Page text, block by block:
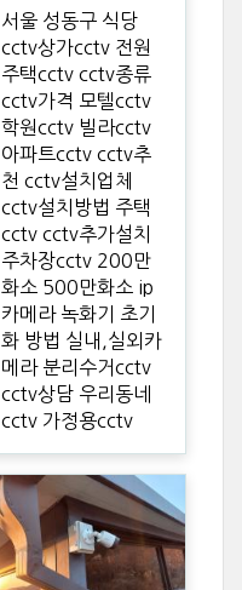
서울 성동구 식당
cctv상가cctv 전원
주택cctv cctv종류
cctv가격 모텔cctv
학원cctv 빌라cctv
아파트cctv cctv추
천 cctv설치업체
cctv설치방법 주택
cctv cctv추가설치
주차장cctv 200만
화소 500만화소 ip
카메라 녹화기 초기
화 방법 실내,실외카
메라 분리수거cctv
cctv상담 우리동네
cctv 가정용cctv